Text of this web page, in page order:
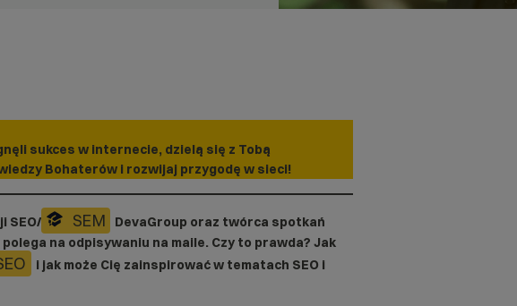
sukces w internecie, dzielą się z Tobą
Bohaterów i rozwijaj przygodę w sieci!
SEO/ SEM DevaGroup oraz twórca spotkań
na odpisywaniu na maile. Czy to prawda? Jak
i jak może Cię zainspirować w tematach SEO i